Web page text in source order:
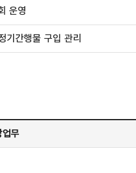
운영
기간행물 구입 관리
업무